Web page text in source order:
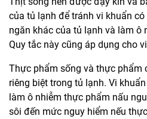
của tủ lạnh để tránh vi khuẩn
ngăn khác của tủ lạnh và làm ô
Quy tắc này cũng áp dụng cho
Thực phẩm sống và thực phẩm
riêng biệt trong tủ lạnh. Vi
làm ô nhiễm thực phẩm nấu
sôi đến mức nguy hiểm nếu